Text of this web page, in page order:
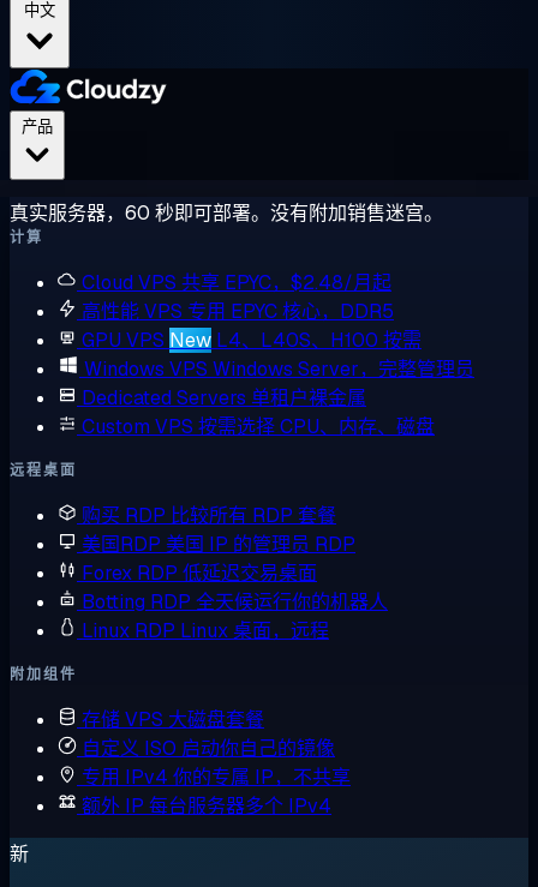
中文
真实服务器，60 秒即可部署。没有附加销售迷宫。
计算
Cloud VPS 共享 EPYC，$2.48/月起
高性能 VPS 专用 EPYC 核心，DDR5
GPU VPS New L4、L40S、H100 按需
Windows VPS Windows Server，完整管理员
Dedicated Servers 单租户裸金属
Custom VPS 按需选择 CPU、内存、磁盘
远程桌面
购买 RDP 比较所有 RDP 套餐
美国RDP 美国 IP 的管理员 RDP
Forex RDP 低延迟交易桌面
Botting RDP 全天候运行你的机器人
Linux RDP Linux 桌面，远程
附加组件
存储 VPS 大磁盘套餐
自定义 ISO 启动你自己的镜像
专用 IPv4 你的专属 IP，不共享
额外 IP 每台服务器多个 IPv4
新